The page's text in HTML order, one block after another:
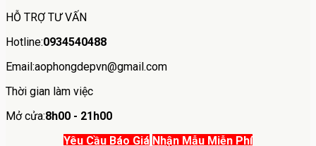
HỖ TRỢ TƯ VẤN
Hotline:0934540488
Email:aophongdepvn@gmail.com
Thời gian làm việc
Mở cửa:8h00 - 21h00
Yêu Cầu Báo Giá Nhận Mẫu Miễn Phí